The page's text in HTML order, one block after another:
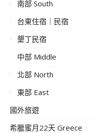
南部 South
台東住宿｜民宿
墾丁民宿
中部 Middle
北部 North
東部 East
國外旅遊
希臘蜜月22天 Greece